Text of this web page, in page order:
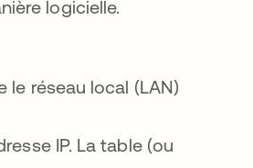
logicielle.
le réseau local (LAN)
IP. La table (ou